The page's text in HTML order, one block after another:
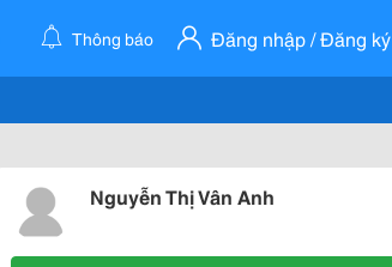
Thông báo Đăng nhập / Đăng ký
Nguyễn Thị Vân Anh